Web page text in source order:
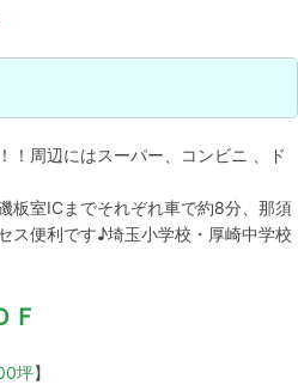
！周辺にはスーパー、コンビニ 、ド
板室ICまでそれぞれ車で約8分、那須
ス便利です♪埼玉小学校・厚崎中学校
Ｆ
坪】